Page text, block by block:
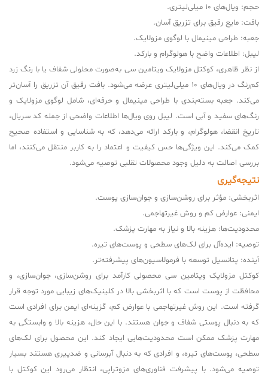
حجم: ویال‌های 10 میلی‌لیتری.
بافت: مایع رقیق برای تزریق آسان.
جعبه: طراحی مینیمال با لوگوی مزولایک.
لیبل: اطلاعات واضح با هولوگرام و بارکد.
از نظر ظاهری، کوکتل مزولایک ویتامین سی به‌صورت محلولی شفاف یا با رنگ زرد
کم‌رنگ در ویال‌های 10 میلی‌لیتری عرضه می‌شود. بافت رقیق آن تزریق را آسان‌تر
می‌کند. جعبه بسته‌بندی با طراحی مینیمال و حرفه‌ای، شامل لوگوی مزولایک و
رنگ‌های سفید و آبی است. لیبل روی ویال‌ها اطلاعات واضحی از جمله کد سریال،
تاریخ انقضا، هولوگرام، و بارکد ارائه می‌دهد، که به شناسایی و استفاده صحیح
کمک می‌کند. این ویژگی‌ها حس کیفیت و اعتماد را به کاربر منتقل می‌کنند، اما
بررسی اصالت به دلیل وجود محصولات تقلبی توصیه می‌شود.
نتیجه‌گیری
اثربخشی: مؤثر برای روشن‌سازی و جوان‌سازی پوست.
ایمنی: عوارض کم و روش غیرتهاجمی.
محدودیت‌ها: هزینه بالا و نیاز به مهارت پزشک.
توصیه: ایده‌آل برای لک‌های سطحی و پوست‌های تیره.
آینده: پتانسیل توسعه با فرمولاسیون‌های پیشرفته‌تر.
کوکتل مزولایک ویتامین سی محصولی کارآمد برای روشن‌سازی، جوان‌سازی، و
محافظت از پوست است که با اثربخشی بالا در کلینیک‌های زیبایی مورد توجه قرار
گرفته است. این روش غیرتهاجمی با عوارض کم، گزینه‌ای ایمن برای افرادی است
که به دنبال پوستی شفاف و جوان هستند. با این حال، هزینه بالا و وابستگی به
مهارت پزشک ممکن است محدودیت‌هایی ایجاد کند. این محصول برای لک‌های
سطحی، پوست‌های تیره، و افرادی که به دنبال آبرسانی و ضدپیری هستند بسیار
توصیه می‌شود. با پیشرفت فناوری‌های مزوتراپی، انتظار می‌رود این کوکتل با